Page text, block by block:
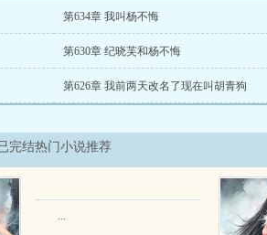
第634章 我叫杨不悔
第630章 纪晓芙和杨不悔
第626章 我前两天改名了现在叫胡青狗
完结热门小说推荐
...